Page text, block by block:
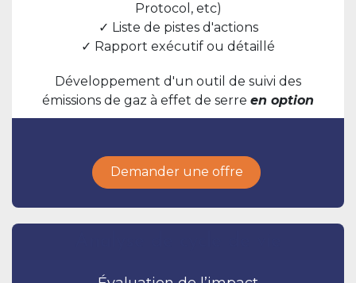
Protocol, etc)
✓ Liste de pistes d'actions
✓ Rapport exécutif ou détaillé
Développement d'un outil de suivi des
émissions de gaz à effet de serre en option
Demander une offre